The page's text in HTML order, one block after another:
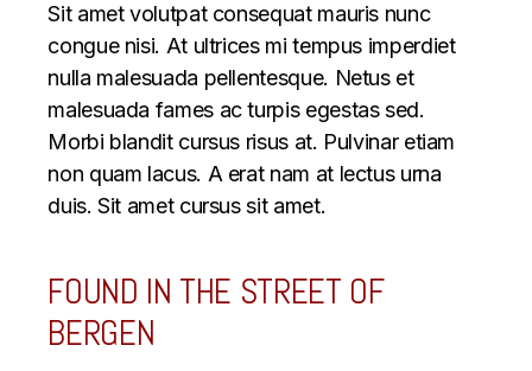
Sit amet volutpat consequat mauris nunc
congue nisi. At ultrices mi tempus imperdiet
nulla malesuada pellentesque. Netus et
malesuada fames ac turpis egestas sed.
Morbi blandit cursus risus at. Pulvinar etiam
non quam lacus. A erat nam at lectus urna
duis. Sit amet cursus sit amet.
FOUND IN THE STREET OF
BERGEN